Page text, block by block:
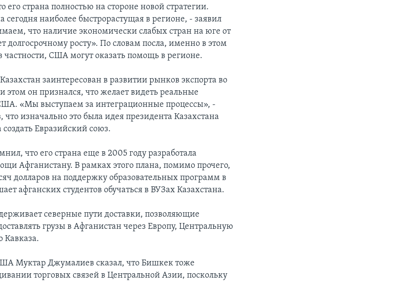
его страна полностью на стороне новой стратегии.
сегодня наиболее быстрорастущая в регионе, - заявил
что наличие экономически слабых стран на юге от
долгосрочному росту». По словам посла, именно в этом
частности, США могут оказать помощь в регионе.
заинтересован в развитии рынков экспорта во
этом он признался, что желает видеть реальные
«Мы выступаем за интеграционные процессы», -
что изначально это была идея президента Казахстана
Евразийский союз.
что его страна еще в 2005 году разработала
Афганистану. В рамках этого плана, помимо прочего,
долларов на поддержку образовательных программ в
афганских студентов обучаться в ВУЗах Казахстана.
северные пути доставки, позволяющие
грузы в Афганистан через Европу, Центральную
Муктар Джумалиев сказал, что Бишкек тоже
торговых связей в Центральной Азии, поскольку